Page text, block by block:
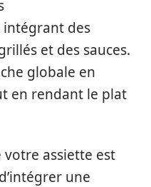
intégrant des
et des sauces.
globale en
en rendant le plat
assiette est
une